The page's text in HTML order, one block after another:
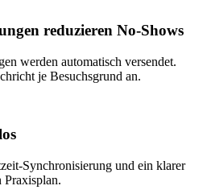
reduzieren No-Shows
werden automatisch versendet.
je Besuchsgrund an.
Synchronisierung und ein klarer
Praxisplan.